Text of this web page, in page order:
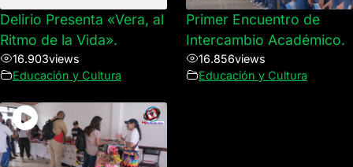
Delirio Presenta «Vera, al
Ritmo de la Vida».
16.903views
Educación y Cultura
Primer Encuentro de
Intercambio Académico.
16.856views
Educación y Cultura